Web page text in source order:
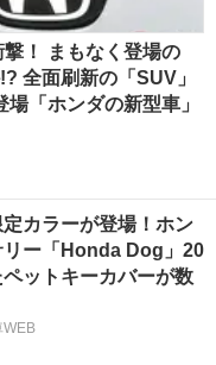
！ まもなく登場の
全面刷新の「SUV」
「ホンダの新型車」
カラーが登場！ホン
リー「Honda Dog」20
ットキーカバーが数
WEB